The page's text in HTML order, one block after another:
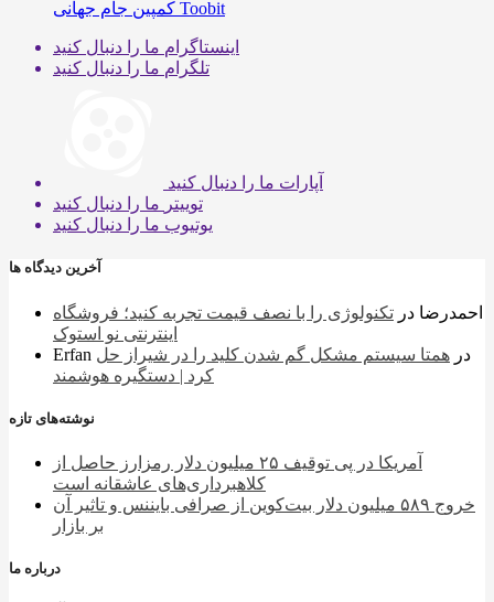
کمپین جام جهانی Toobit
اینستاگرام ما را دنبال کنید
تلگرام ما را دنبال کنید
آپارات ما را دنبال کنید
توییتر ما را دنبال کنید
یوتیوب ما را دنبال کنید
آخرین دیدگاه ها
احمدرضا در تکنولوژی را با نصف قیمت تجربه کنید؛ فروشگاه
اینترنتی نو استوک
Erfan
در همتا سیستم مشکل گم شدن کلید را در شیراز حل
کرد | دستگیره هوشمند
نوشته‌های تازه
آمریکا در پی توقیف ۲۵ میلیون دلار رمزارز حاصل از
کلاهبرداری‌های عاشقانه است
خروج ۵۸۹ میلیون دلار بیت‌کوین از صرافی بایننس و تاثیر آن
بر بازار
درباره ما